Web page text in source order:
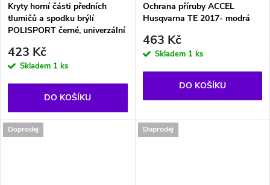
Kryty horní části předních
tlumičů a spodku brýlí
POLISPORT černé, univerzální
423 Kč
Skladem 1 ks
DO KOŠÍKU
Ochrana příruby ACCEL
Husqvarna TE 2017- modrá
463 Kč
Skladem 1 ks
DO KOŠÍKU
Doprodej Doprodej